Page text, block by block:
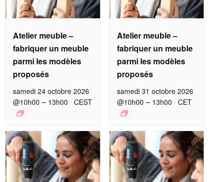
Atelier meuble –
fabriquer un meuble
parmi les modèles
proposés
samedi 24 octobre 2026
@10h00 – 13h00 CEST
Atelier meuble –
fabriquer un meuble
parmi les modèles
proposés
samedi 31 octobre 2026
@10h00 – 13h00 CET